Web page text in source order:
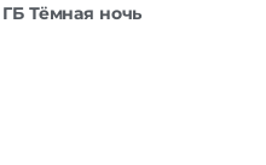
ГБ Тёмная ночь